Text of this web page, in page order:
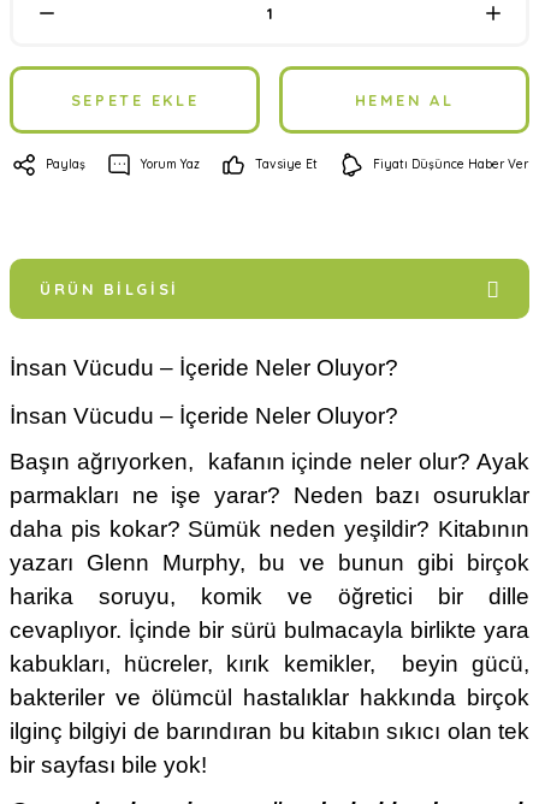
SEPETE EKLE HEMEN AL
Paylaş Yorum Yaz Tavsiye Et Fiyatı Düşünce Haber Ver
ÜRÜN BILGISI
İnsan Vücudu – İçeride Neler Oluyor?
İnsan Vücudu – İçeride Neler Oluyor?
Başın ağrıyorken, kafanın içinde neler olur? Ayak
parmakları ne işe yarar? Neden bazı osuruklar
daha pis kokar? Sümük neden yeşildir? Kitabının
yazarı Glenn Murphy, bu ve bunun gibi birçok
harika soruyu, komik ve öğretici bir dille
cevaplıyor. İçinde bir sürü bulmacayla birlikte yara
kabukları, hücreler, kırık kemikler, beyin gücü,
bakteriler ve ölümcül hastalıklar hakkında birçok
ilginç bilgiyi de barındıran bu kitabın sıkıcı olan tek
bir sayfası bile yok!